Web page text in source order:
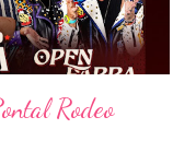
Rodeo